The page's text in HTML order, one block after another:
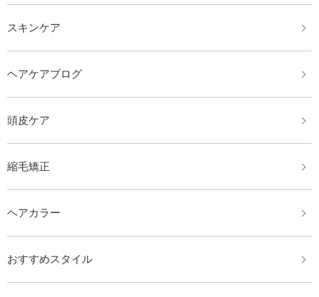
スキンケア
ヘアケアブログ
頭皮ケア
縮毛矯正
ヘアカラー
おすすめスタイル